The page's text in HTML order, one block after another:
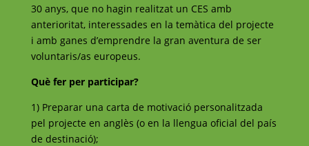
30 anys, que no hagin realitzat un CES amb
anterioritat, interessades en la temàtica del projecte
i amb ganes d’emprendre la gran aventura de ser
voluntaris/as europeus.
Què fer per participar?
1) Preparar una carta de motivació personalitzada
pel projecte en anglès (o en la llengua oficial del país
de destinació);